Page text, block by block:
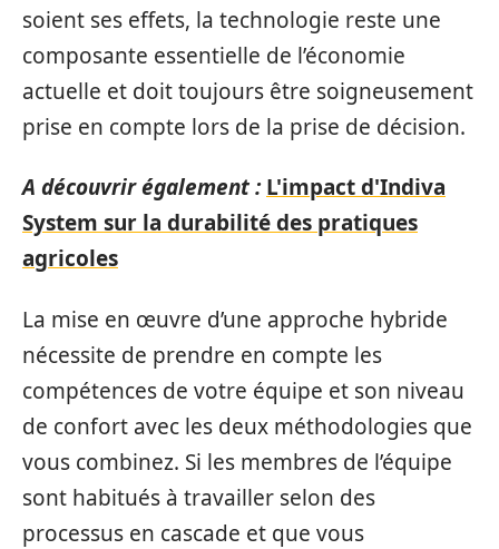
soient ses effets, la technologie reste une
composante essentielle de l’économie
actuelle et doit toujours être soigneusement
prise en compte lors de la prise de décision.
A découvrir également : L'impact d'Indiva
System sur la durabilité des pratiques
agricoles
La mise en œuvre d’une approche hybride
nécessite de prendre en compte les
compétences de votre équipe et son niveau
de confort avec les deux méthodologies que
vous combinez. Si les membres de l’équipe
sont habitués à travailler selon des
processus en cascade et que vous